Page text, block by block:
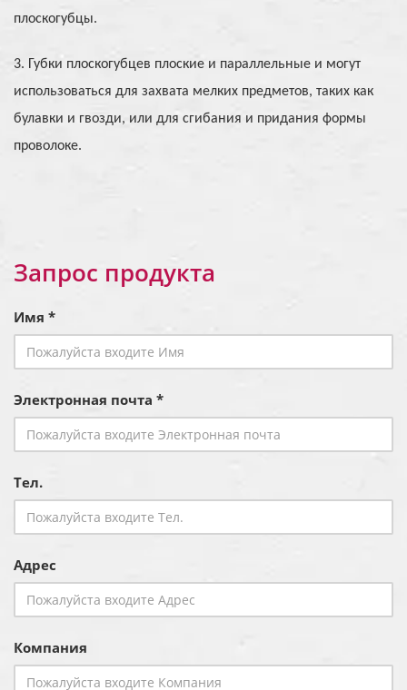
плоскогубцы.
3. Губки плоскогубцев плоские и параллельные и могут
использоваться для захвата мелких предметов, таких как
булавки и гвозди, или для сгибания и придания формы
проволоке.
Запрос продукта
Имя *
Электронная почта *
Тел.
Адрес
Компания